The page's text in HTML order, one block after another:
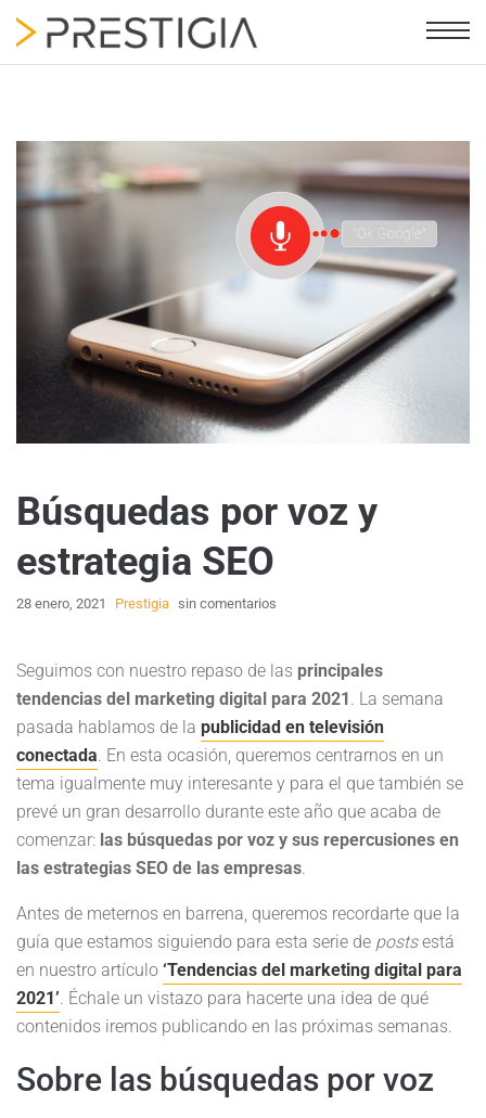
Búsquedas por voz y
estrategia SEO
28 enero, 2021 Prestigia sin comentarios
Seguimos con nuestro repaso de las principales
tendencias del marketing digital para 2021 . La semana
pasada hablamos de la publicidad en televisión
conectada . En esta ocasión, queremos centrarnos en un
tema igualmente muy interesante y para el que también se
prevé un gran desarrollo durante este año que acaba de
comenzar: las búsquedas por voz y sus repercusiones en
las estrategias SEO de las empresas
Antes de meternos en barrena, queremos recordarte que la
guía que estamos siguiendo para esta serie de postsestá
en nuestro artículo ‘Tendencias del marketing digital para
2021’ . Échale un vistazo para hacerte una idea de qué
contenidos iremos publicando en las próximas semanas.
Sobre las búsquedas por voz